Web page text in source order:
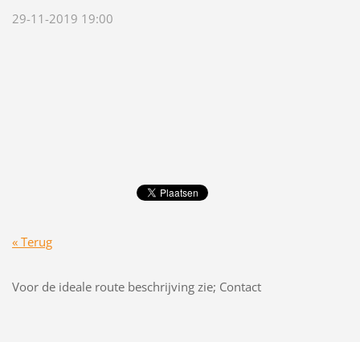
29-11-2019 19:00
« Terug
Voor de ideale route beschrijving zie; Contact